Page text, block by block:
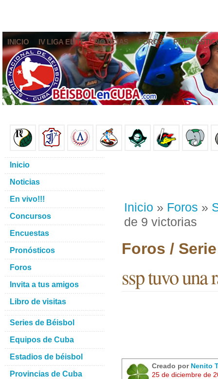
INICIO IV LIGA ELITE NOTICIAS FOROS
Inicio » Foros »
de 9 victorias
Foros /
ssp tuvo una
Creado por Nenito
25 de diciembre de
Inicio
Noticias
En vivo!!!
Concursos
Encuestas
Pronósticos
Foros
Invita a tus amigos
Libro de visitas
Series de Béisbol
Equipos de Cuba
Estadios de béisbol
Provincias de Cuba